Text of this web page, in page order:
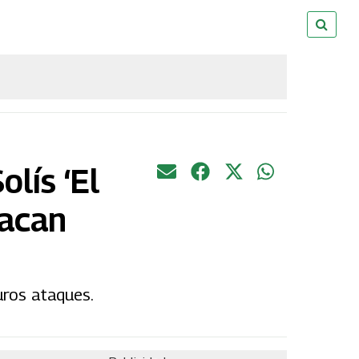
‘El
ataques.